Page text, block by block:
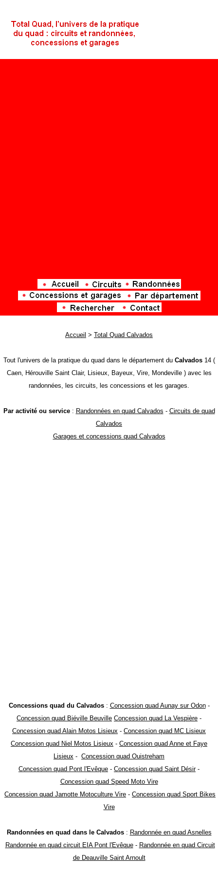
Accueil > Total Quad Calvados
Tout l'univers de la pratique du quad dans le département du Calvados 14 (
Caen, Hérouville Saint Clair, Lisieux, Bayeux, Vire, Mondeville ) avec les
randonnées, les circuits, les concessions et les garages.
Par activité ou service: Randonnées en quad Calvados - Circuits de quad
Calvados
Garages et concessions quad Calvados
Concessions quad du Calvados: Concession quad Aunay sur Odon-
Concession quad Biéville Beuville Concession quad La Vespière -
Concession quad Alain Motos Lisieux - Concession quad MC Lisieux
Concession quad Niel Motos Lisieux - Concession quad Anne et Faye
Lisieux - Concession quad Ouistreham
Concession quad Pont l'Evêque - Concession quad Saint Désir-
Concession quad Speed Moto Vire
Concession quad Jamotte Motoculture Vire - Concession quad Sport Bikes
Vire
Randonnées en quad dans le Calvados: Randonnée en quad Asnelles
Randonnée en quad circuit EIA Pont l'Evêque- Randonnée en quad Circuit
de Deauville Saint Arnoult